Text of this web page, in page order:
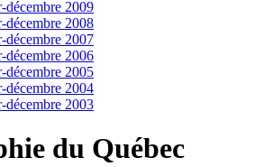
décembre 2009
décembre 2008
décembre 2007
décembre 2006
décembre 2005
décembre 2004
décembre 2003
du Québec